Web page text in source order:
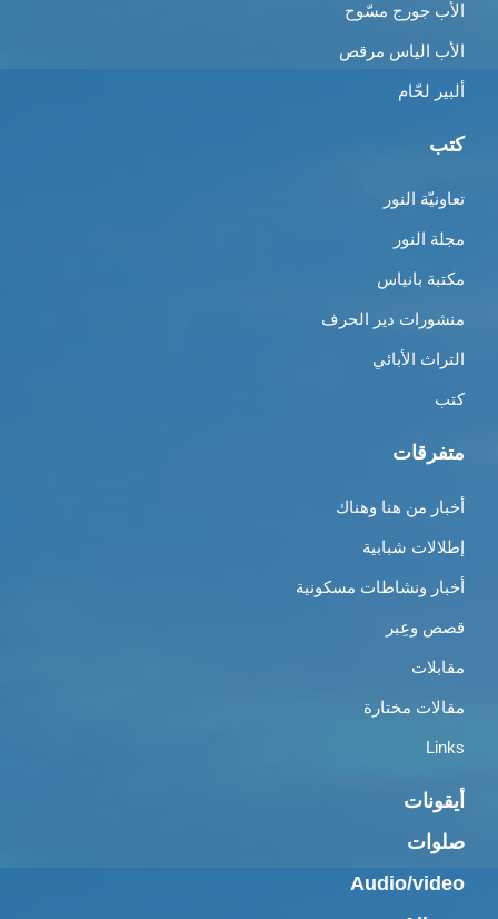
الأب جورج مسّوح
الأب الياس مرقص
ألبير لحّام
كتب
تعاونيّة النور
مجلة النور
مكتبة بانياس
منشورات دير الحرف
التراث الأبائي
كتب
متفرقات
أخبار من هنا وهناك
إطلالات شبابية
أخبار ونشاطات مسكونية
قصص وعِبر
مقابلات
مقالات مختارة
Links
أيقونات
صلوات
Audio/video